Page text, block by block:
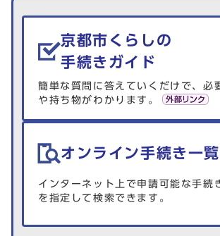
生活情報を探す
京都市くらしの
手続きガイド
簡単な質問に答えていくだけで、必
や持ち物がわかります。
オンライン手続き一覧
インターネット上で申請可能な手続
を指定して検索できます。